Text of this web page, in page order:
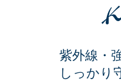
紫外線・
しっかり